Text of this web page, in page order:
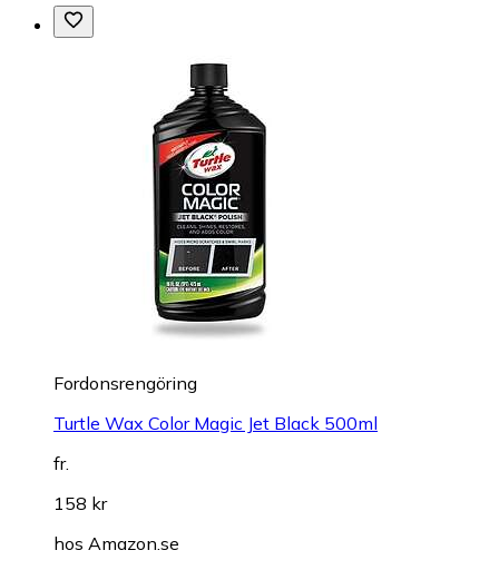
Fordonsrengöring
Turtle Wax Color Magic Jet Black 500ml
fr.
158 kr
hos Amazon.se